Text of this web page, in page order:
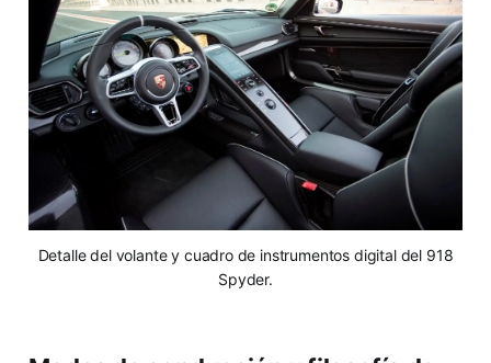
Detalle del volante y cuadro de instrumentos digital del 918
Spyder.